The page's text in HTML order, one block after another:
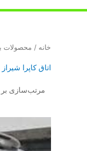
خانه / محصولات
اتاق کاپرا شیراز